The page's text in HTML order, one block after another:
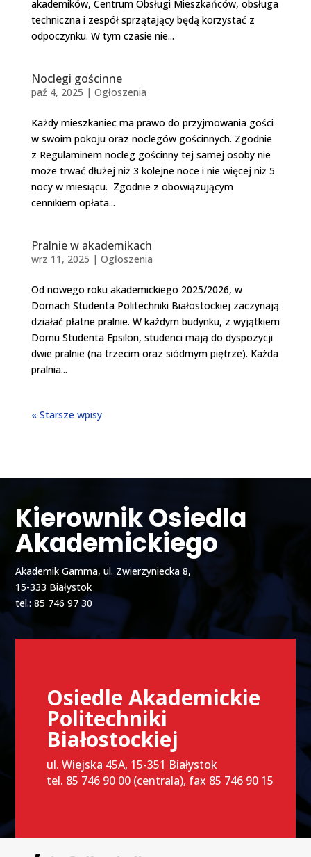
akademików, Centrum Obsługi Mieszkańców, obsługa
techniczna i zespół sprzątający będą korzystać z
odpoczynku. W tym czasie nie...
Noclegi gościnne
paź 4, 2025 | Ogłoszenia
Każdy mieszkaniec ma prawo do przyjmowania gości
w swoim pokoju oraz noclegów gościnnych. Zgodnie
z Regulaminem nocleg gościnny tej samej osoby nie
może trwać dłużej niż 3 kolejne noce i nie więcej niż 5
nocy w miesiącu. Zgodnie z obowiązującym
cennikiem opłata...
Pralnie w akademikach
wrz 11, 2025 | Ogłoszenia
Od nowego roku akademickiego 2025/2026, w
Domach Studenta Politechniki Białostockiej zaczynają
działać płatne pralnie. W każdym budynku, z wyjątkiem
Domu Studenta Epsilon, studenci mają do dyspozycji
dwie pralnie (na trzecim oraz siódmym piętrze). Każda
pralnia...
« Starsze wpisy
Kierownik Osiedla
Akademickiego
Akademik Gamma, ul. Zwierzyniecka 8,
15-333 Białystok
tel.: 85 746 97 30
Osiedle Akademickie
Politechniki
Białostockiej
ul. Wiejska 45A, 15-351 Białystok
tel. 85 746 90 00 (centrala), fax 85 746 90 15